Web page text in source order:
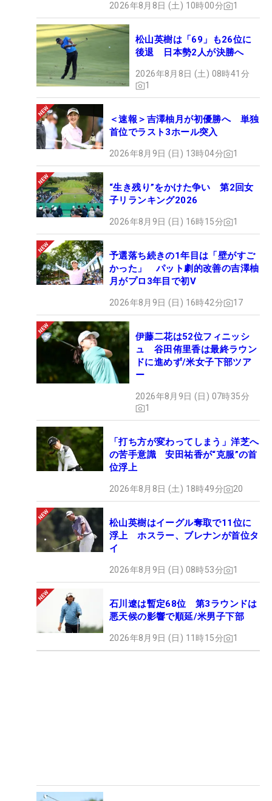
2026年8月8日 (土) 10時00分 1
松山英樹は「69」も26位に
後退 日本勢2人が決勝へ
2026年8月8日 (土) 08時41分
1
＜速報＞吉澤柚月が初優勝へ 単独
首位でラスト3ホール突入
2026年8月9日 (日) 13時04分 1
“生き残り”をかけた争い 第2回女
子リランキング2026
2026年8月9日 (日) 16時15分 1
予選落ち続きの1年目は「壁がすご
かった」 パット劇的改善の吉澤柚
月がプロ3年目で初V
2026年8月9日 (日) 16時42分 17
伊藤二花は52位フィニッシ
ュ 谷田侑里香は最終ラウン
ドに進めず/米女子下部ツア
ー
2026年8月9日 (日) 07時35分
1
「打ち方が変わってしまう」洋芝へ
の苦手意識 安田祐香が“克服”の首
位浮上
2026年8月8日 (土) 18時49分 20
松山英樹はイーグル奪取で11位に
浮上 ホスラー、ブレナンが首位タ
イ
2026年8月9日 (日) 08時53分 1
石川遼は暫定68位 第3ラウンドは
悪天候の影響で順延/米男子下部
2026年8月9日 (日) 11時15分 1